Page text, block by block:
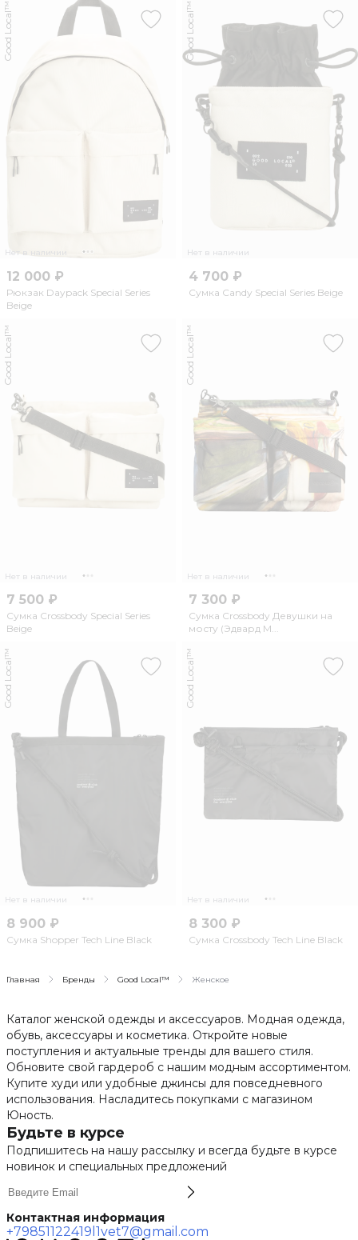
Нет в наличии
Good Local™
12 000 ₽
Рюкзак Daypack Special Series
Beige
Нет в наличии
Good Local™
4 700 ₽
Сумка Candy Special Series Beige
Нет в наличии
Good Local™
7 500 ₽
Сумка Crossbody Special Series
Beige
Нет в наличии
Good Local™
7 300 ₽
Сумка Crossbody Девушки на
мосту (Эдвард М...
Нет в наличии
Good Local™
8 900 ₽
Сумка Shopper Tech Line Black
Нет в наличии
Good Local™
8 300 ₽
Сумка Crossbody Tech Line Black
Главная Бренды Good Local™ Женское
Каталог женской одежды и аксессуаров. Модная одежда,
обувь, аксессуары и косметика. Откройте новые
поступления и актуальные тренды для вашего стиля.
Обновите свой гардероб с нашим модным ассортиментом.
Купите худи или удобные джинсы для повседневного
использования. Насладитесь покупками с магазином
Юность.
Будьте в курсе
Подпишитесь на нашу рассылку и всегда будьте в курсе
новинок и специальных предложений
Контактная информация
+79851122419 l1vet7@gmail.com